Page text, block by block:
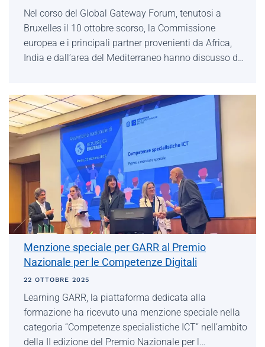
Nel corso del Global Gateway Forum, tenutosi a
Bruxelles il 10 ottobre scorso, la Commissione
europea e i principali partner provenienti da Africa,
India e dall’area del Mediterraneo hanno discusso d…
Menzione speciale per GARR al Premio
Nazionale per le Competenze Digitali
22 OTTOBRE 2025
Learning GARR, la piattaforma dedicata alla
formazione ha ricevuto una menzione speciale nella
categoria “Competenze specialistiche ICT” nell’ambito
della II edizione del Premio Nazionale per l…